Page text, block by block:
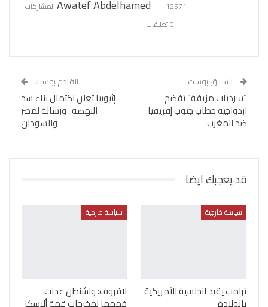
Awatef Abdelhamed
12571 المشاركات
0 تعليقات
السابق بوست
“سرديات مزيفة” تفضح
ازدواجية خطاب جنوب إفريقيا
ضد المغرب
القادم بوست
إثيوبيا تعلن اكتمال بناء سد
النهضة.. ورسالة لمصر
والسودان
قد يعجبك ايضا
سياسة خارجية
ترامب يقيد الجنسية الأمريكية
سياسة خارجية
لافروف: واشنطن عدلت